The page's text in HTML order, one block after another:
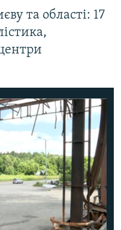
та області: 17